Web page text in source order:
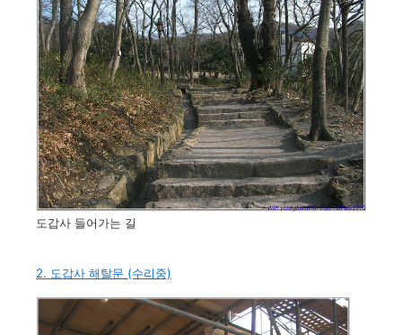
도갑사 들어가는 길
2. 도갑사 해탈문 (수리중)